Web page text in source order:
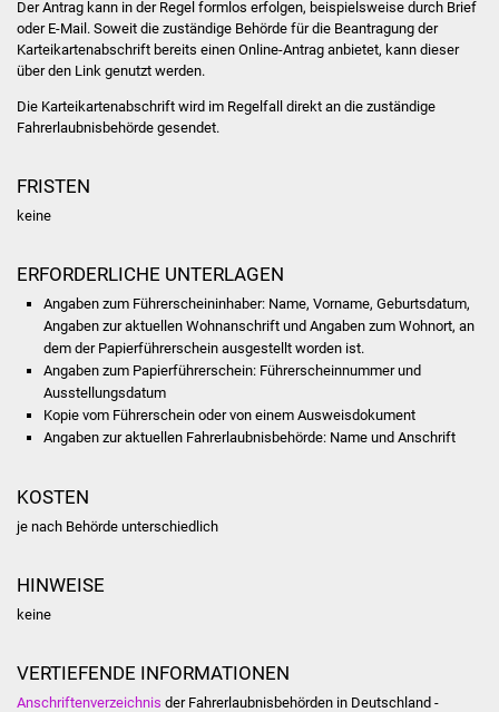
Was erledige ich wo
Dienstleistungen
Bildung
Schulen
Kindergärten
Lokale Agenda
Der Antrag kann in der Regel formlos erfolgen, beispielsweise durch Brief
oder E-Mail. Soweit die zuständige Behörde für die Beantragung der
Karteikartenabschrift bereits einen Online-Antrag anbietet, kann dieser
über den Link genutzt werden.
Die Karteikartenabschrift wird im Regelfall direkt an die zuständige
Fahrerlaubnisbehörde gesendet.
FRISTEN
keine
ERFORDERLICHE UNTERLAGEN
Angaben zum Führerscheininhaber: Name, Vorname, Geburtsdatum,
Angaben zur aktuellen Wohnanschrift und Angaben zum Wohnort, an
dem der Papierführerschein ausgestellt worden ist.
Angaben zum Papierführerschein: Führerscheinnummer und
Ausstellungsdatum
Kopie vom Führerschein oder von einem Ausweisdokument
Angaben zur aktuellen Fahrerlaubnisbehörde: Name und Anschrift
KOSTEN
je nach Behörde unterschiedlich
HINWEISE
keine
VERTIEFENDE INFORMATIONEN
Anschriftenverzeichnis der Fahrerlaubnisbehörden in Deutschland -